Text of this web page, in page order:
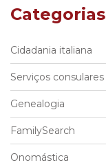
Categorias
Cidadania italiana
Serviços consulares
Genealogia
FamilySearch
Onomástica